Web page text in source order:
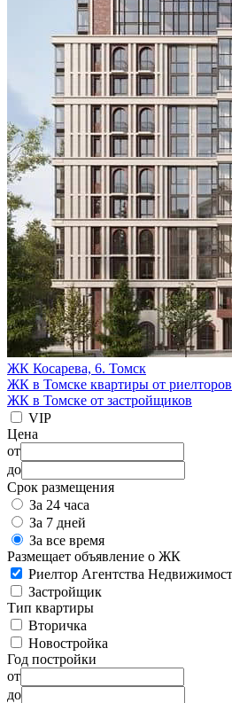
ЖК Косарева, 6. Томск
ЖК в Томске квартиры от риелторов
ЖК в Томске от застройщиков
VIP
Цена
от
до
Срок размещения
За 24 часа
За 7 дней
За все время
Размещает объявление о ЖК
Риелтор Агентства
Застройщик
Тип квартиры
Вторичка
Новостройка
Год постройки
от
до